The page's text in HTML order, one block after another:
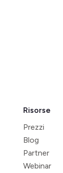
Risorse
Prezzi
Blog
Partner
Webinar